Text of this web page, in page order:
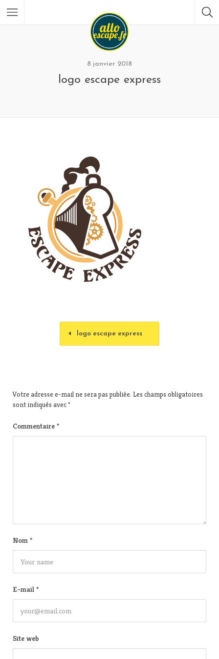
8 janvier 2018
logo escape express
logo escape express
Votre adresse e-mail ne sera pas publiée. Les champs obligatoires
sont indiqués avec*
Commentaire *
Nom *
E-mail *
Site web